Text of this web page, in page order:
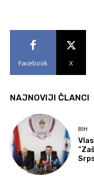
Facebook X
NAJNOVIJI ČLANCI
BIH